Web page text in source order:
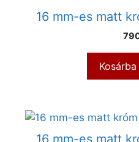
16 mm-es matt
16 mm-es matt